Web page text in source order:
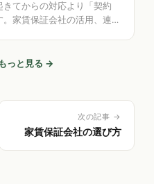
てからの対応より「契約
家賃保証会社の活用、連
考え方も解説します。
っと見る →
次の記事 →
家賃保証会社の選び方